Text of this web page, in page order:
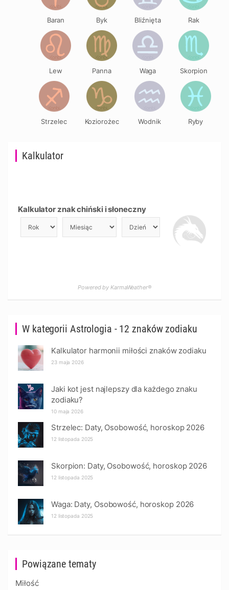
Powiązane tematy
Miłość
W kategorii Astrologia - 12 znaków zodiaku
Kalkulator harmonii miłości znaków zodiaku
23 maja 2026
Jaki kot jest najlepszy dla każdego znaku
zodiaku?
10 maja 2026
Strzelec: Daty, Osobowość, horoskop 2026
12 listopada 2025
Skorpion: Daty, Osobowość, horoskop 2026
12 listopada 2025
Waga: Daty, Osobowość, horoskop 2026
12 listopada 2025
Kalkulator
Kalkulator znak chiński i słoneczny
Powered by KarmaWeather®
Baran Byk Bliźnięta Rak
Lew Panna Waga Skorpion
Strzelec Koziorożec Wodnik Ryby